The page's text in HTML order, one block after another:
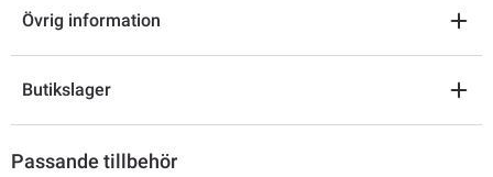
Övrig information
Butikslager
Passande tillbehör